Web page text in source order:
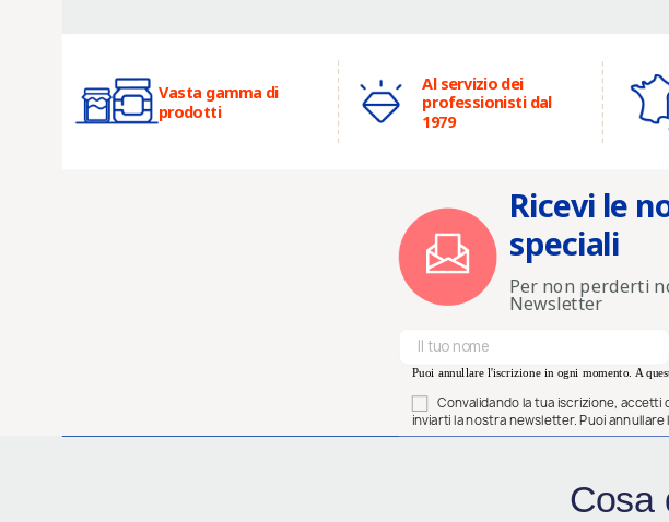
Vasta gamma di
prodotti
Al servizio dei
professionisti dal
1979
Ricevi le
speciali
Per non perderti
Newsletter
Puoi annullare l'iscrizione in ogni momento. A
Convalidando la tua iscrizione, accetti
inviarti la nostra newsletter. Puoi
Cosa